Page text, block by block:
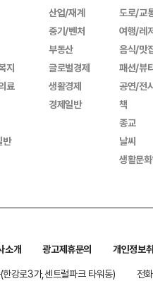
지
료
반
산업/재계
중기/벤처
부동산
글로벌경제
생활경제
경제일반
도로/교
여행/레
음식/맛
패션/뷰
공연/전
책
종교
날씨
생활문
소개 광고제휴문의
개인정보
강로3가,센트럴파크 타워동)
전